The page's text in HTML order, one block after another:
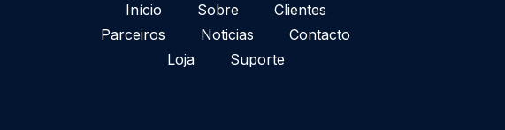
Início Sobre
Clientes
Parceiros
Noticias
Contacto
Loja
Suporte